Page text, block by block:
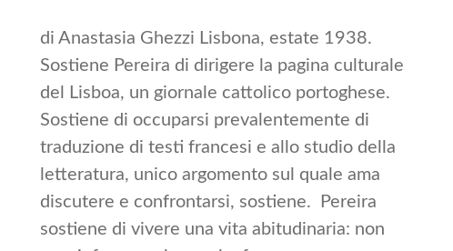
di Anastasia Ghezzi Lisbona, estate 1938.
Sostiene Pereira di dirigere la pagina culturale
del Lisboa, un giornale cattolico portoghese.
Sostiene di occuparsi prevalentemente di
traduzione di testi francesi e allo studio della
letteratura, unico argomento sul quale ama
discutere e confrontarsi, sostiene. Pereira
sostiene di vivere una vita abitudinaria: non